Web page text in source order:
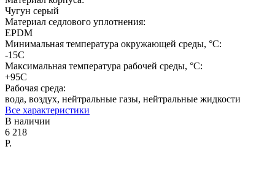
Чугун серый
Материал седлового уплотнения:
EPDM
Минимальная температура окружающей среды, °C:
-15С
Максимальная температура рабочей среды, °C:
+95С
Рабочая среда:
вода, воздух, нейтральные газы, нейтральные жидкости
Все характеристики
В наличии
6 218
Р.